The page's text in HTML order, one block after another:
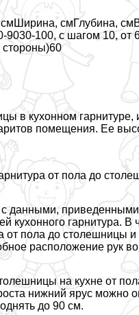
смГлубина,
9030-100, с шагом 10,
стороны)60
в кухонном
помещения. Ее
от пола до
данными,
кухонного гарнитура.
от пола до
расположение рук
на кухне от
нижний ярус можно
до 90 см.